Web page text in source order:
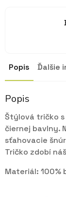
Popis Ďalšie
Popis
Štýlová tričko
čiernej bavlny.
sťahovacie
Tričko zdobí
Materiál: 100%